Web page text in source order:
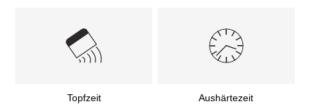
Topfzeit
Aushärtezeit